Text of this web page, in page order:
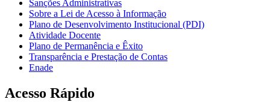
Sanções Administrativas
Sobre a Lei de Acesso à Informação
Plano de Desenvolvimento Institucional (PDI)
Atividade Docente
Plano de Permanência e Êxito
Transparência e Prestação de Contas
Enade
Acesso Rápido